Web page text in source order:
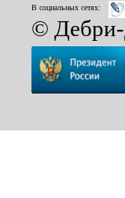
В социальных сетях:
©